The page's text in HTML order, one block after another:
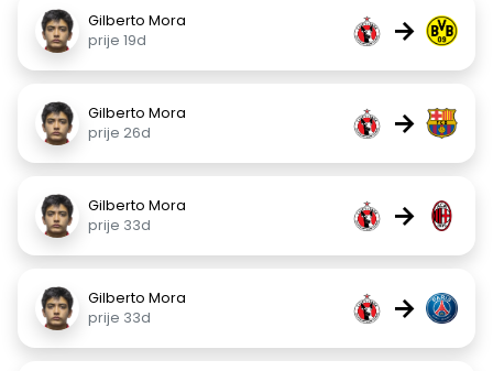
Gilberto Mora
prije 19d
→
Gilberto Mora
prije 26d
→
Gilberto Mora
prije 33d
→
Gilberto Mora
prije 33d
→